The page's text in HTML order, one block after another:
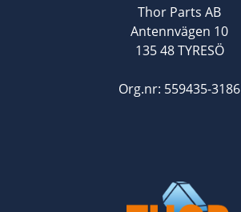
Thor Parts AB
Antennvägen 10
135 48 TYRESÖ
Org.nr: 559435-3186